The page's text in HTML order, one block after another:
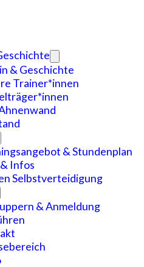
& Geschichte
Trainer*innen
& Stundenplan
Infos
Selbstverteidigung
& Anmeldung